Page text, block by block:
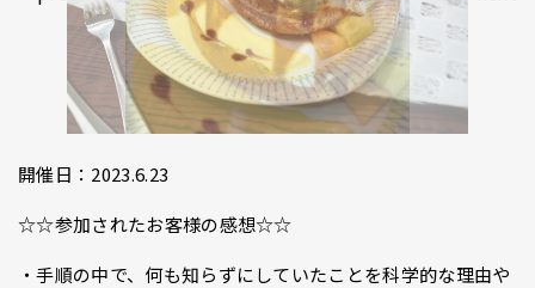
開催日：2023.6.23
☆☆参加されたお客様の感想☆☆
・手順の中で、何も知らずにしていたことを科学的な理由や